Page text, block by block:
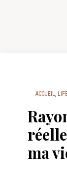
ACCUEIL,
ma